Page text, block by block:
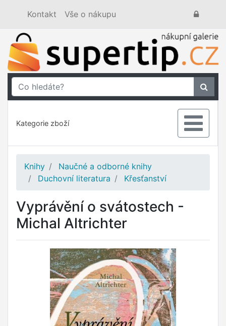
Kontakt Vše o nákupu
Kategorie zboží
Knihy
Naučné a odborné knihy
Duchovní literatura
Křesťanství
Vyprávění o svátostech -
Michal Altrichter